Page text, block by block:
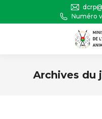
Numéro
Archives du